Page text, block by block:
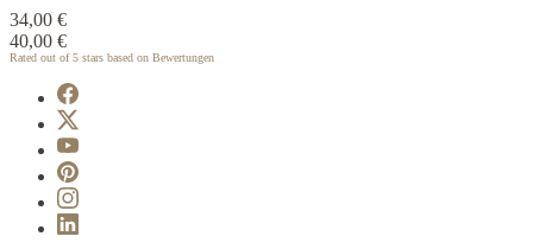
34,00 €
40,00 €
Rated out of 5 stars based on Bewertungen